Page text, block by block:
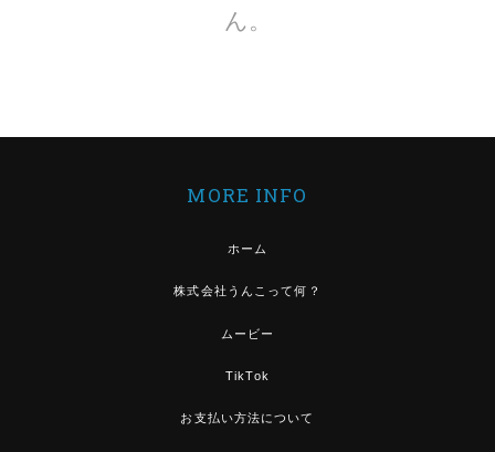
ん。
MORE INFO
ホーム
株式会社うんこって何？
ムービー
TikTok
お支払い方法について